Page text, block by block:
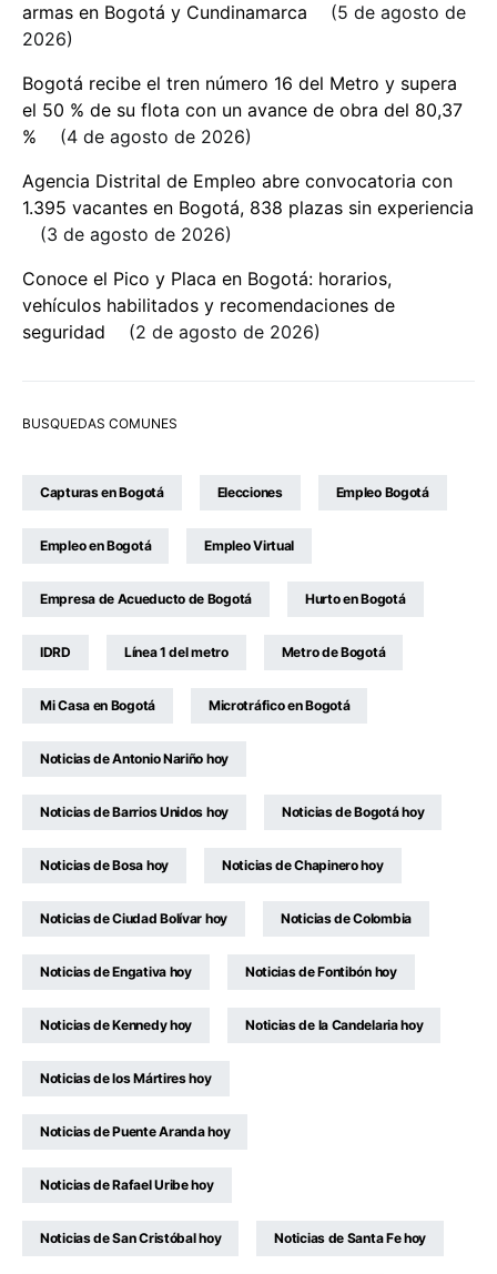
armas en Bogotá y Cundinamarca
5 de agosto de
2026
Bogotá recibe el tren número 16 del Metro y supera
el 50 % de su flota con un avance de obra del 80,37
%
4 de agosto de 2026
Agencia Distrital de Empleo abre convocatoria con
1.395 vacantes en Bogotá, 838 plazas sin experiencia
3 de agosto de 2026
Conoce el Pico y Placa en Bogotá: horarios,
vehículos habilitados y recomendaciones de
seguridad
2 de agosto de 2026
BUSQUEDAS COMUNES
Capturas en Bogotá Elecciones Empleo Bogotá
Empleo en Bogotá Empleo Virtual
Empresa de Acueducto de Bogotá Hurto en Bogotá
IDRD Línea 1 del metro Metro de Bogotá
Mi Casa en Bogotá Microtráfico en Bogotá
Noticias de Antonio Nariño hoy
Noticias de Barrios Unidos hoy Noticias de Bogotá hoy
Noticias de Bosa hoy Noticias de Chapinero hoy
Noticias de Ciudad Bolívar hoy Noticias de Colombia
Noticias de Engativa hoy Noticias de Fontibón hoy
Noticias de Kennedy hoy Noticias de la Candelaria hoy
Noticias de los Mártires hoy
Noticias de Puente Aranda hoy
Noticias de Rafael Uribe hoy
Noticias de San Cristóbal hoy Noticias de Santa Fe hoy